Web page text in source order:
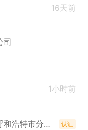
16天前
司
1小时前
巴彦淖尔市祥和物业服务有限公司呼和浩特市分公司 认证